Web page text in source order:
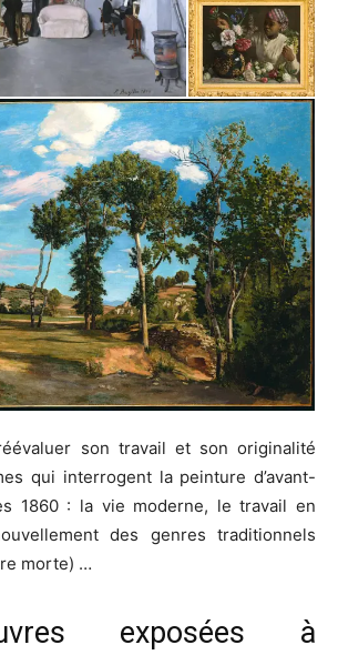
son travail et son originalité
qui interrogent la peinture d’avant-
1860 : la vie moderne, le travail en
des genres traditionnels
morte) …
exposées à